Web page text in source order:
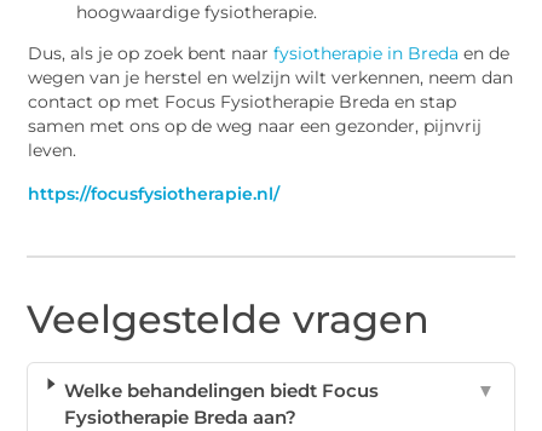
hoogwaardige fysiotherapie.
Dus, als je op zoek bent naarfysiotherapie in Breda en de
wegen van je herstel en welzijn wilt verkennen, neem dan
contact op met Focus Fysiotherapie Breda en stap
samen met ons op de weg naar een gezonder, pijnvrij
leven.
https://focusfysiotherapie.nl/
Veelgestelde vragen
Welke behandelingen biedt Focus
Fysiotherapie Breda aan?
▼